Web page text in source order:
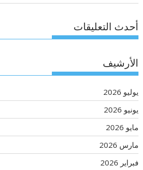
أحدث التعليقات
الأرشيف
يوليو 2026
يونيو 2026
مايو 2026
مارس 2026
فبراير 2026